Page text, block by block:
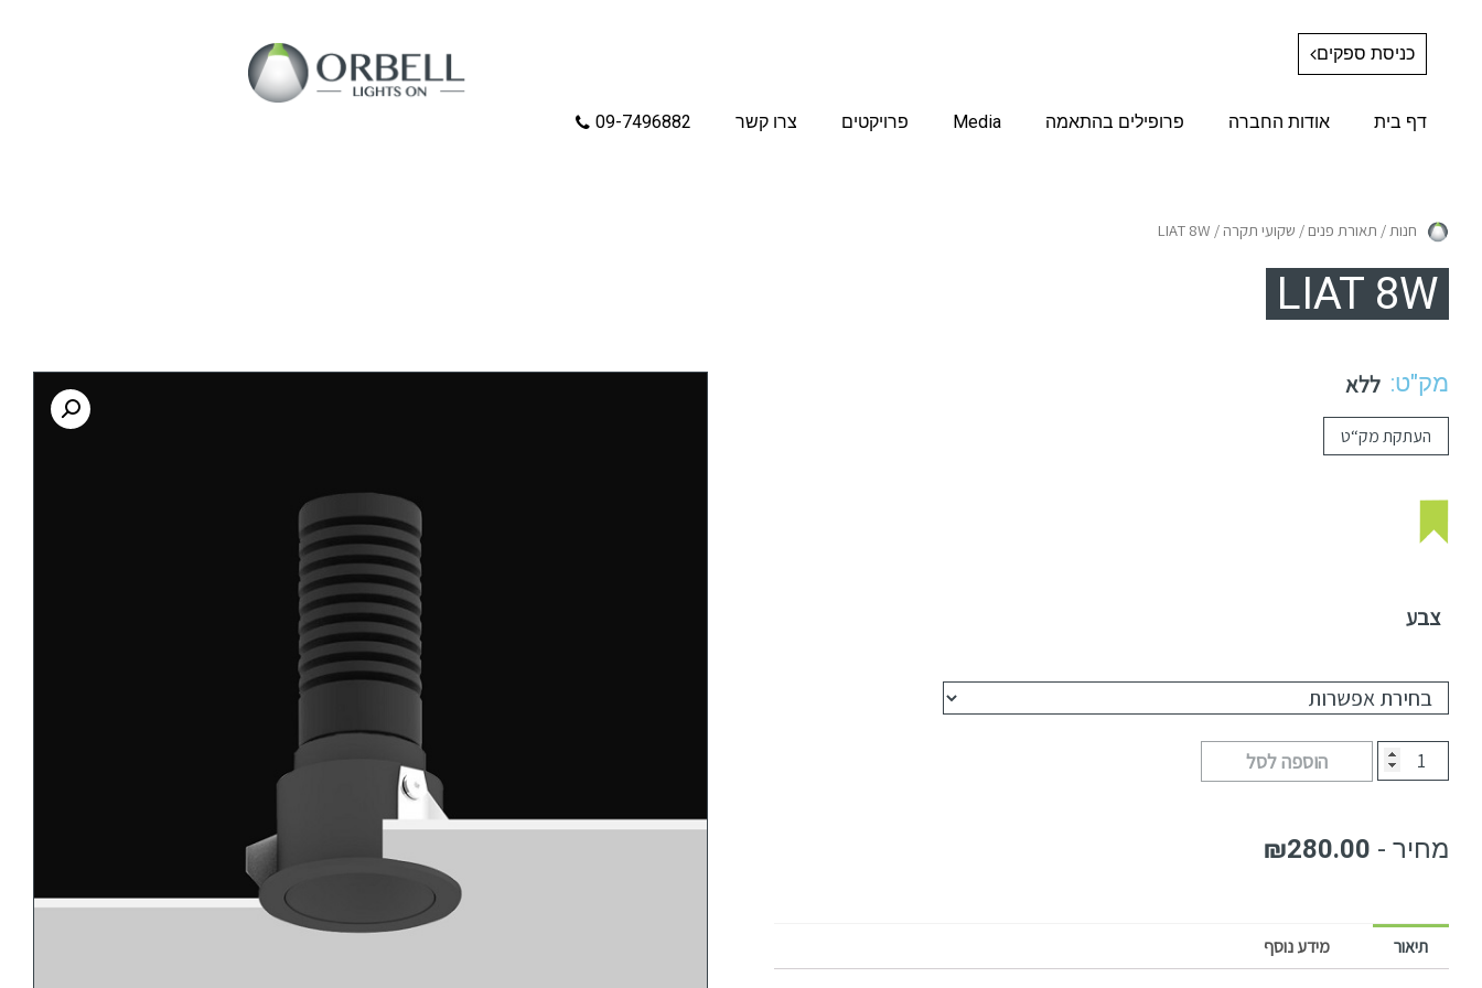
כניסת ספקים
דף בית אודות החברה פרופילים בהתאמה Media פרויקטים צרו קשר 09-7496882
חנות/ תאורת פנים / שקועי תקרה / LIAT 8W
LIAT 8W
מק"ט: ללא
העתקת מק“ט
צבע
הוספה לסל
₪280.00
תיאור מידע נוסף